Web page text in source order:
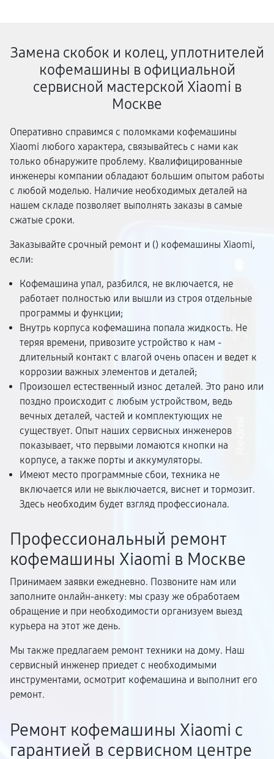
Замена скобок и колец, уплотнителей
кофемашины в официальной
сервисной мастерской Xiaomi в
Москве
Оперативно справимся с поломками кофемашины
Xiaomi любого характера, связывайтесь с нами как
только обнаружите проблему. Квалифицированные
инженеры компании обладают большим опытом работы
с любой моделью. Наличие необходимых деталей на
нашем складе позволяет выполнять заказы в самые
сжатые сроки.
Заказывайте срочный ремонт и () кофемашины Xiaomi,
если:
Кофемашина упал, разбился, не включается, не
работает полностью или вышли из строя отдельные
программы и функции;
Внутрь корпуса кофемашина попала жидкость. Не
теряя времени, привозите устройство к нам -
длительный контакт с влагой очень опасен и ведет к
коррозии важных элементов и деталей;
Произошел естественный износ деталей. Это рано или
поздно происходит с любым устройством, ведь
вечных деталей, частей и комплектующих не
существует. Опыт наших сервисных инженеров
показывает, что первыми ломаются кнопки на
корпусе, а также порты и аккумуляторы.
Имеют место программные сбои, техника не
включается или не выключается, виснет и тормозит.
Здесь необходим будет взгляд профессионала.
Профессиональный ремонт
кофемашины Xiaomi в Москве
Принимаем заявки ежедневно. Позвоните нам или
заполните онлайн-анкету: мы сразу же обработаем
обращение и при необходимости организуем выезд
курьера на этот же день.
Мы также предлагаем ремонт техники на дому. Наш
сервисный инженер приедет с необходимыми
инструментами, осмотрит кофемашина и выполнит его
ремонт.
Ремонт кофемашины Xiaomi с
гарантией в сервисном центре